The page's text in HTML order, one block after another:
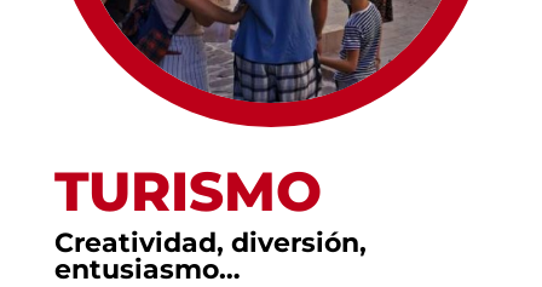
TURISMO
Creatividad, diversión,
entusiasmo…